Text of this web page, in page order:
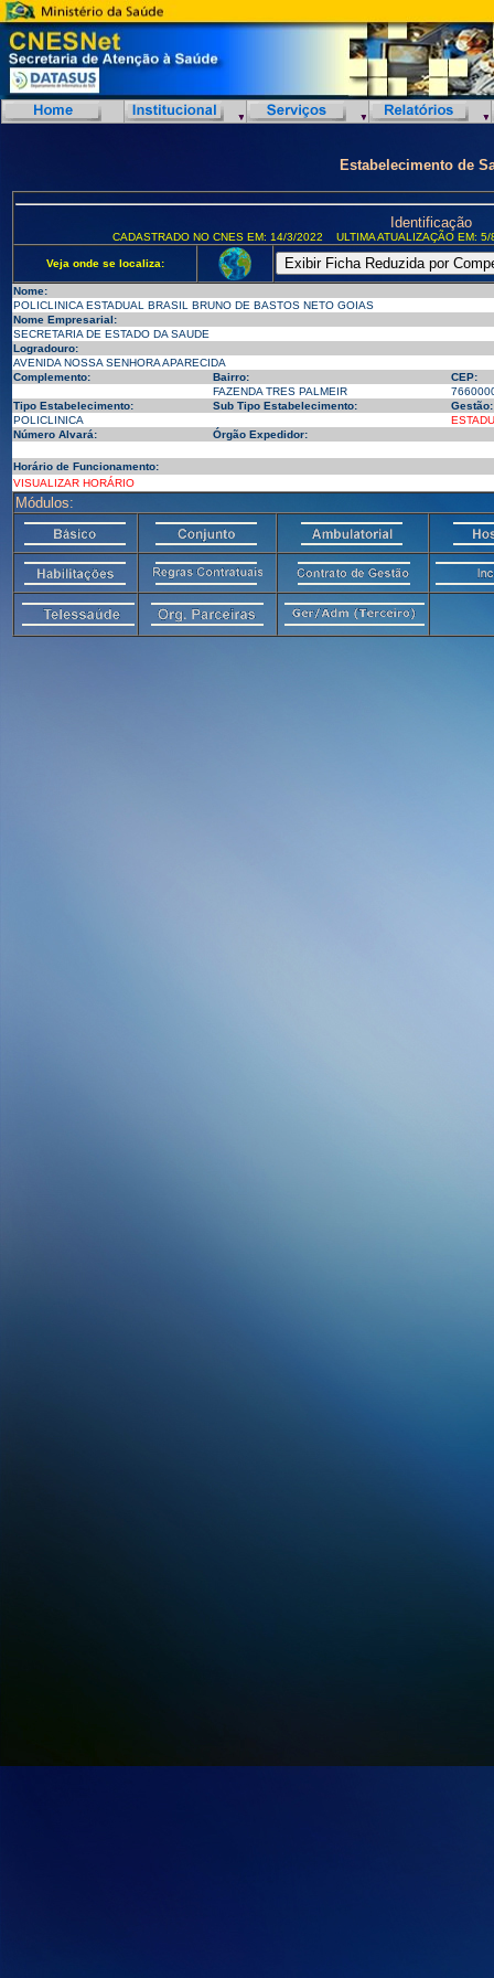
Estabelecimento de
Identificação
CADASTRADO NO CNES EM: 14/3/2022 ULTIMA ATUALIZAÇÃO EM:
Veja onde se localiza:
Nome:
POLICLINICA ESTADUAL BRASIL BRUNO DE BASTOS NETO GOIAS
Nome Empresarial:
SECRETARIA DE ESTADO DA SAUDE
Logradouro:
AVENIDA NOSSA SENHORA APARECIDA
Complemento:
Bairro:
CEP:
FAZENDA TRES PALMEIR
Tipo Estabelecimento:
Sub Tipo Estabelecimento:
Gestão:
POLICLINICA
Número Alvará:
Órgão Expedidor:
Horário de Funcionamento:
VISUALIZAR HORÁRIO
Módulos: